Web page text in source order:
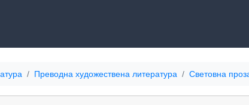
Преводна художествена литература Световна